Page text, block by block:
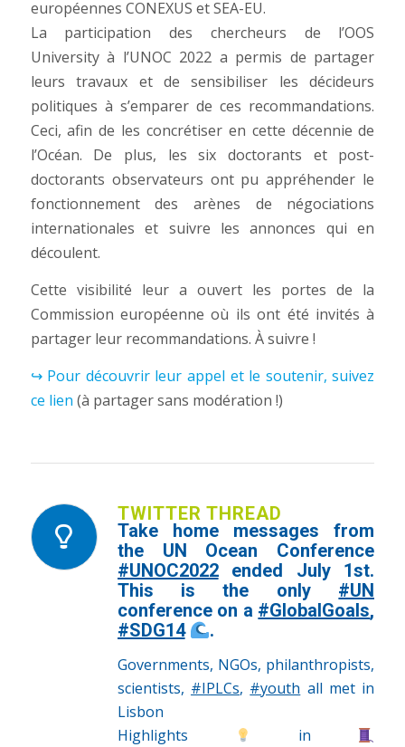
européennes CONEXUS et SEA-EU.
La participation des chercheurs de l’OOS
University à l’UNOC 2022 a permis de partager
leurs travaux et de sensibiliser les décideurs
politiques à s’emparer de ces recommandations.
Ceci, afin de les concrétiser en cette décennie de
l’Océan. De plus, les six doctorants et post-
doctorants observateurs ont pu appréhender le
fonctionnement des arènes de négociations
internationales et suivre les annonces qui en
découlent.
Cette visibilité leur a ouvert les portes de la
Commission européenne où ils ont été invités à
partager leur recommandations. À suivre !
↪ Pour découvrir leur appel et le soutenir, suivez
ce lien (à partager sans modération !)
TWITTER THREAD
Take home messages from
the UN Ocean Conference
#UNOC2022ended July 1st.
This is the only #UN
conference on a #GlobalGoals,
#SDG14
.
Governments, NGOs, philanthropists,
scientists, #IPLCs, #youth all met in
Lisbon
Highlights
in